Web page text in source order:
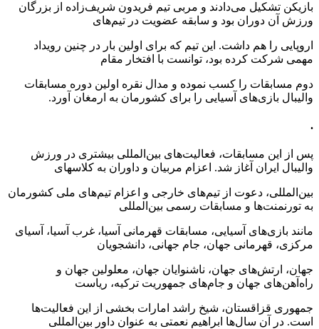
بازیکن تشکیل می‌دادند و مربی تیم فریدون شریف‌زاده از بزرگان
ورزش آن دوران بود و سابقه عضویت در تیم‌های
اروپایی را هم داشت. این تیم که برای اولین بار در چنین رویداد
مهمی شرکت کرده بود، توانست با افتخار مقام
دوم مسابقات را کسب نموده و مدال نقره اولین دوره مسابقات
والیبال بازی‌های آسیایی را برای کشورمان به ارمغان آورد.
.
پس از این مسابقات، فعالیت‌های بین‌المللی بیشتری در ورزش
والیبال ایران آغاز شد. اعزام مربیان و داوران به کلاسهای
بین‌المللی، دعوت از تیم‌های خارجی و اعزام تیم‌های ملی کشورمان
به تورنمنت‌ها و مسابقات رسمی بین‌المللی
مانند بازی‌های آسیایی، مسابقات قهرمانی آسیا، غرب آسیا، آسیای
مرکزی، قهرمانی جهان، جام جهانی، دانشجویان
جهان، ارتش‌های جهان، ناشنوایان جهان، معلولین جهان و
راه‌آهن‌های جهان و جام‌های جمهوریت ترکیه، ریاست
جمهوری قزاقستان، شیخ راشد امارات بخشی از این فعالیت‌ها
است. در آن سال‌ها ابراهیم نعمتی به عنوان داور بین‌المللی